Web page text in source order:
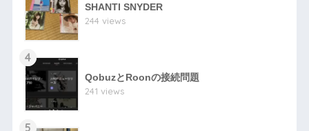
SHANTI SNYDER
244 views
4
QobuzとRoonの接続問題
241 views
5